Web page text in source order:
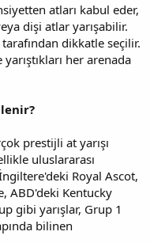
atları kabul eder,
dişi atlar yarışabilir.
dikkatle seçilir.
her arenada
prestijli at yarışı
uluslararası
Royal Ascot,
ABD'deki Kentucky
gibi yarışlar, Grup 1
bilinen